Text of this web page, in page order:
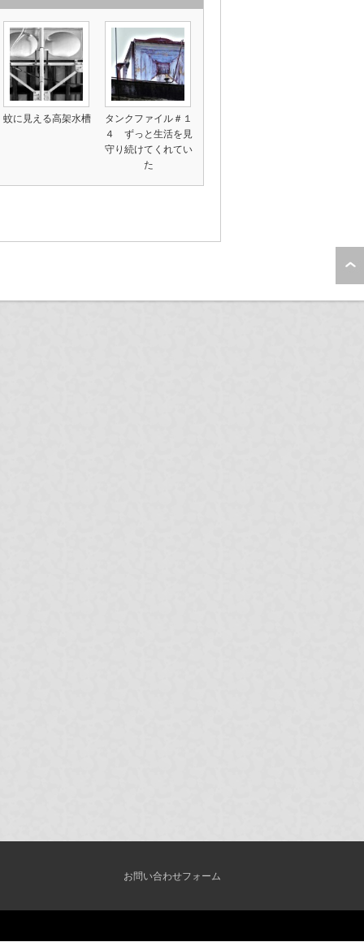
蚊に見える高架水槽
タンクファイル＃１
４ ずっと生活を見
守り続けてくれてい
た
お問い合わせフォーム